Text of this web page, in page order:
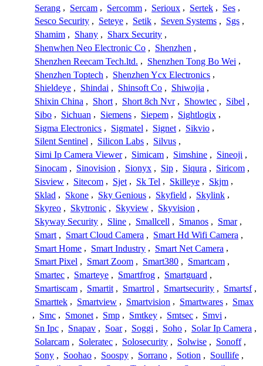
Serang , Sercam , Sercomm , Serioux , Sertek , Ses ,
Sesco Security , Seteye , Setik , Seven Systems , Sgs ,
Shamim , Shany , Sharx Security ,
Shenwhen Neo Electronic Co , Shenzhen ,
Shenzhen Reecam Tech.ltd. , Shenzhen Tong Bo Wei ,
Shenzhen Toptech , Shenzhen Ycx Electronics ,
Shieldeye , Shindai , Shinsoft Co , Shiwojia ,
Shixin China , Short , Short 8ch Nvr , Showtec , Sibel ,
Sibo , Sichuan , Siemens , Siepem , Sightlogix ,
Sigma Electronics , Sigmatel , Signet , Sikvio ,
Silent Sentinel , Silicon Labs , Silvus ,
Simi Ip Camera Viewer , Simicam , Simshine , Sineoji ,
Sinocam , Sinovision , Sionyx , Sip , Siqura , Siricom ,
Sisview , Sitecom , Sjet , Sk Tel , Skilleye , Skjm ,
Sklad , Skone , Sky Genious , Skyfield , Skylink ,
Skyreo , Skytronic , Skyview , Skyvision ,
Skyway Security , Sline , Smallcell , Smanos , Smar ,
Smart , Smart Cloud Camera , Smart Hd Wifi Camera ,
Smart Home , Smart Industry , Smart Net Camera ,
Smart Pixel , Smart Zoom , Smart380 , Smartcam ,
Smartec , Smarteye , Smartfrog , Smartguard ,
Smartiscam , Smartit , Smartrol , Smartsecurity , Smartsf ,
Smarttek , Smartview , Smartvision , Smartwares , Smax
, Smc , Smonet , Smp , Smtkey , Smtsec , Smvi ,
Sn Ipc , Snapav , Soar , Soggi , Soho , Solar Ip Camera ,
Solarcam , Soleratec , Solosecurity , Solwise , Sonoff ,
Sony , Soohao , Soospy , Sorrano , Sotion , Soullife ,